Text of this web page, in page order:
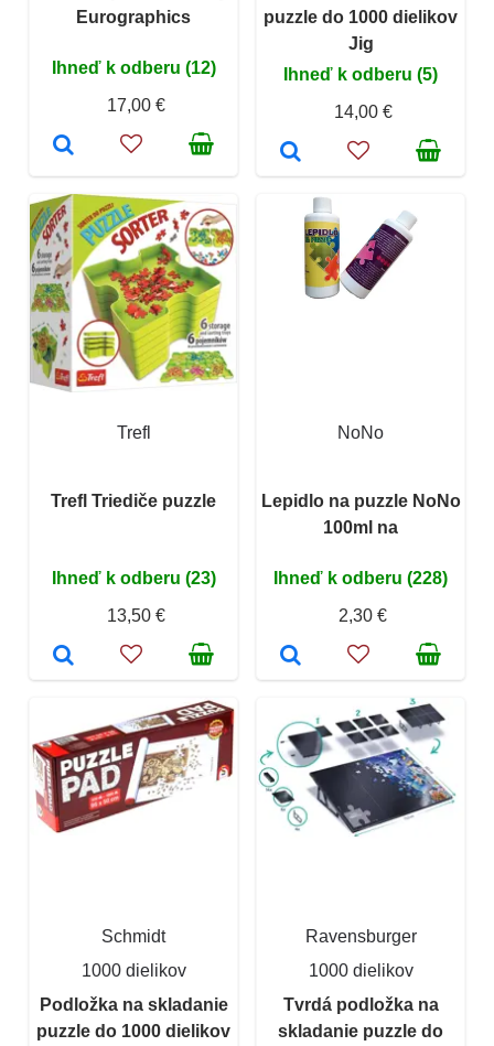
Eurographics
Ihneď k odberu (12)
17,00 €
puzzle do 1000 dielikov
Jig
Ihneď k odberu (5)
14,00 €
Trefl
Trefl Triediče puzzle
Ihneď k odberu (23)
13,50 €
NoNo
Lepidlo na puzzle NoNo
100ml na
Ihneď k odberu (228)
2,30 €
Schmidt
1000 dielikov
Podložka na skladanie
puzzle do 1000 dielikov
Ravensburger
1000 dielikov
Tvrdá podložka na
skladanie puzzle do